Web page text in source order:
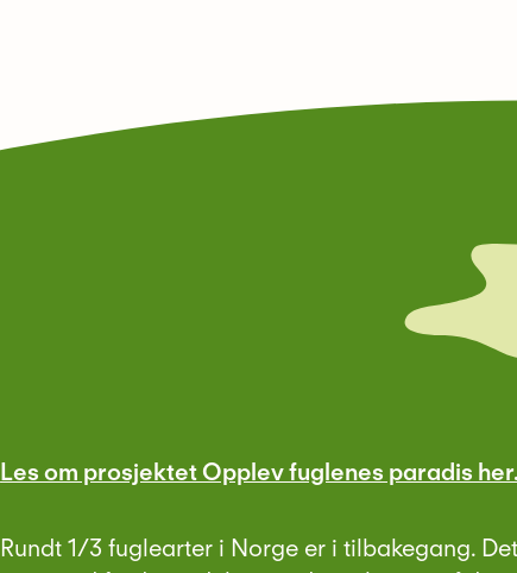
Les om prosjektet Opplev fuglenes paradis her.
Rundt 1/3 fuglearter i Norge er i tilbakegang.